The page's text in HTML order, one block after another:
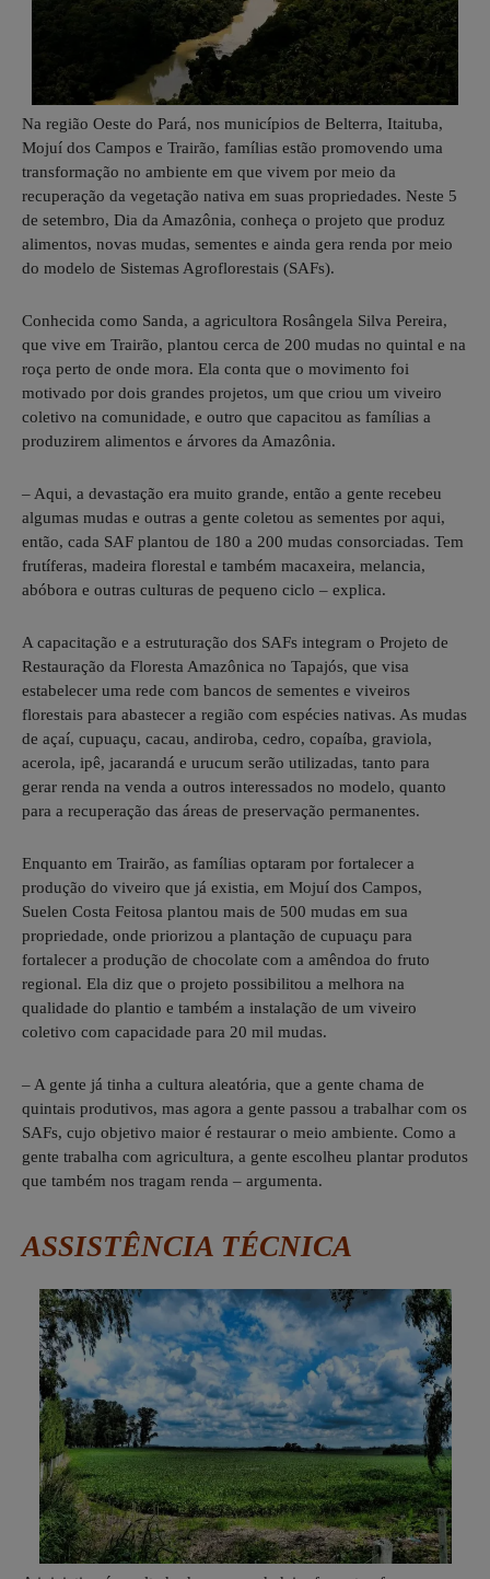
Na região Oeste do Pará, nos municípios de Belterra, Itaituba,
Mojuí dos Campos e Trairão, famílias estão promovendo uma
transformação no ambiente em que vivem por meio da
recuperação da vegetação nativa em suas propriedades. Neste 5
de setembro, Dia da Amazônia, conheça o projeto que produz
alimentos, novas mudas, sementes e ainda gera renda por meio
do modelo de Sistemas Agroflorestais (SAFs).
Conhecida como Sanda, a agricultora Rosângela Silva Pereira,
que vive em Trairão, plantou cerca de 200 mudas no quintal e na
roça perto de onde mora. Ela conta que o movimento foi
motivado por dois grandes projetos, um que criou um viveiro
coletivo na comunidade, e outro que capacitou as famílias a
produzirem alimentos e árvores da Amazônia.
– Aqui, a devastação era muito grande, então a gente recebeu
algumas mudas e outras a gente coletou as sementes por aqui,
então, cada SAF plantou de 180 a 200 mudas consorciadas. Tem
frutíferas, madeira florestal e também macaxeira, melancia,
abóbora e outras culturas de pequeno ciclo – explica.
A capacitação e a estruturação dos SAFs integram o Projeto de
Restauração da Floresta Amazônica no Tapajós, que visa
estabelecer uma rede com bancos de sementes e viveiros
florestais para abastecer a região com espécies nativas. As mudas
de açaí, cupuaçu, cacau, andiroba, cedro, copaíba, graviola,
acerola, ipê, jacarandá e urucum serão utilizadas, tanto para
gerar renda na venda a outros interessados no modelo, quanto
para a recuperação das áreas de preservação permanentes.
Enquanto em Trairão, as famílias optaram por fortalecer a
produção do viveiro que já existia, em Mojuí dos Campos,
Suelen Costa Feitosa plantou mais de 500 mudas em sua
propriedade, onde priorizou a plantação de cupuaçu para
fortalecer a produção de chocolate com a amêndoa do fruto
regional. Ela diz que o projeto possibilitou a melhora na
qualidade do plantio e também a instalação de um viveiro
coletivo com capacidade para 20 mil mudas.
– A gente já tinha a cultura aleatória, que a gente chama de
quintais produtivos, mas agora a gente passou a trabalhar com os
SAFs, cujo objetivo maior é restaurar o meio ambiente. Como a
gente trabalha com agricultura, a gente escolheu plantar produtos
que também nos tragam renda – argumenta.
ASSISTÊNCIA TÉCNICA